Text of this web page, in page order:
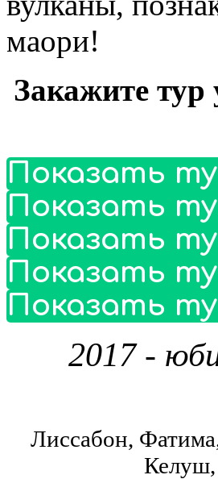
маори!
Закажите тур
Показать
Показать
Показать
Показать
Показать
2017 -
Лиссабон,